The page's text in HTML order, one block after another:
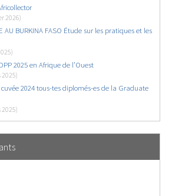
2026)
AU BURKINA FASO Étude sur les pratiques et les
2025 en Afrique de l’Ouest
2024 tous-tes diplomés-es de la Graduate